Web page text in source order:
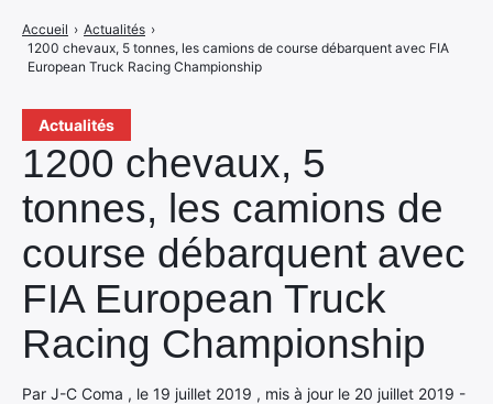
Actualités
1200 chevaux, 5
tonnes, les camions de
course débarquent avec
FIA European Truck
Racing Championship
Par J-C Coma , le 19 juillet 2019 , mis à jour le 20 juillet 2019 -
Accueil › Actualités ›
1200 chevaux, 5 tonnes, les camions de course débarquent avec FIA
European Truck Racing Championship